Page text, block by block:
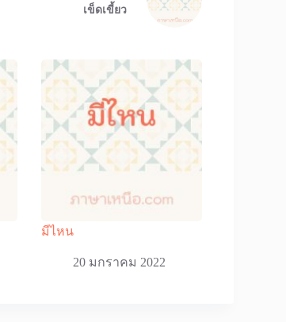
เข็ดเขี้ยว
มีไหน
20 มกราคม 2022